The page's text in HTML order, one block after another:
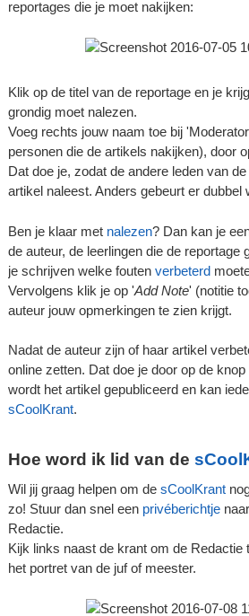
reportages die je moet nakijken:
Klik op de titel van de reportage en je
grondig moet nalezen.
Voeg rechts jouw naam toe bij
personen die de artikels nakijken), door
Dat doe je, zodat de andere leden van
artikel naleest. Anders gebeurt er dubbel
Ben je klaar met nalezen? Dan kan je
de auteur, de leerlingen die de reportage
je schrijven welke fouten verbeterd
Vervolgens klik je op 'Add Note' (notitie
auteur jouw opmerkingen te zien krijgt.
Nadat de auteur zijn of haar artikel
online zetten. Dat doe je door op de knop
wordt het artikel gepubliceerd en kan
sCoolKrant.
Hoe word ik lid van de
Wil jij graag helpen om de sCoolKrant
zo! Stuur dan snel een privéberichtje
Redactie.
Kijk links naast de krant om de Redactie
het portret van de juf of meester.